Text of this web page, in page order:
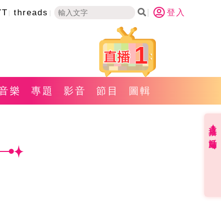
threads 登入
1
樂 專題 影音 節目 圖輯
直播✦活動